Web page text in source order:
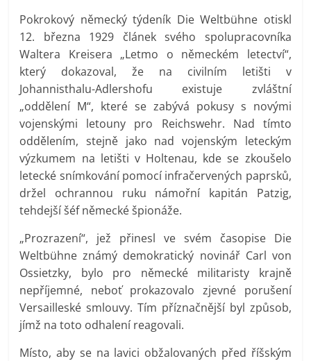
Pokrokový německý týdeník Die Weltbühne otiskl
12. března 1929 článek svého spolupracovníka
Waltera Kreisera „Letmo o německém letectví“,
který dokazoval, že na civilním letišti v
Johannisthalu-Adlershofu existuje zvláštní
„oddělení M“, které se zabývá pokusy s novými
vojenskými letouny pro Reichswehr. Nad tímto
oddělením, stejně jako nad vojenským leteckým
výzkumem na letišti v Holtenau, kde se zkoušelo
letecké snímkování pomocí infračervených paprsků,
držel ochrannou ruku námořní kapitán Patzig,
tehdejší šéf německé špionáže.
„Prozrazení“, jež přinesl ve svém časopise Die
Weltbühne známý demokratický novinář Carl von
Ossietzky, bylo pro německé militaristy krajně
nepříjemné, neboť prokazovalo zjevné porušení
Versailleské smlouvy. Tím příznačnější byl způsob,
jímž na toto odhalení reagovali.
Místo, aby se na lavici obžalovaných před říšským